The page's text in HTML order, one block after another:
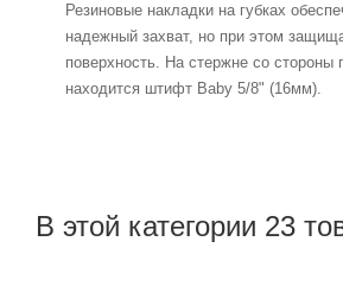
Резиновые накладки на губках
надежный захват, но при этом
поверхность. На стержне со стороны
находится штифт Baby 5/8" (16мм).
В этой категории 23